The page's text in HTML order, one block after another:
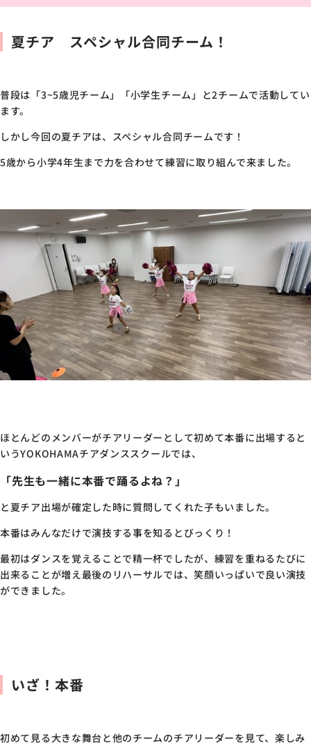
夏チア スペシャル合同チーム！
普段は「3~5歳児チーム」「小学生チーム」と2チームで活動してい
ます。
しかし今回の夏チアは、スペシャル合同チームです！
5歳から小学4年生まで力を合わせて練習に取り組んで来ました。
ほとんどのメンバーがチアリーダーとして初めて本番に出場すると
いうYOKOHAMAチアダンススクールでは、
「先生も一緒に本番で踊るよね？」
と夏チア出場が確定した時に質問してくれた子もいました。
本番はみんなだけで演技する事を知るとびっくり！
最初はダンスを覚えることで精一杯でしたが、練習を重ねるたびに
出来ることが増え最後のリハーサルでは、笑顔いっぱいで良い演技
ができました。
いざ！本番
初めて見る大きな舞台と他のチームのチアリーダーを見て、楽しみ